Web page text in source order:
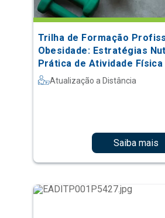
Trilha de Formação
Obesidade: Estratégias
Prática de Atividade Física
Atualização a Distância
Saiba mais